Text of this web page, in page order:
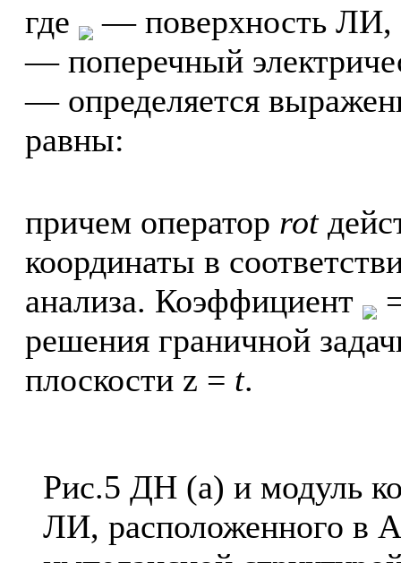
где
— поверхность ЛИ,
— поперечный
— определяется
равны:
причем оператор rot
координаты в
анализа. Коэффициент
решения граничной
плоскости z = t.
Рис.5 ДН (a) и модуль
ЛИ, расположенного в